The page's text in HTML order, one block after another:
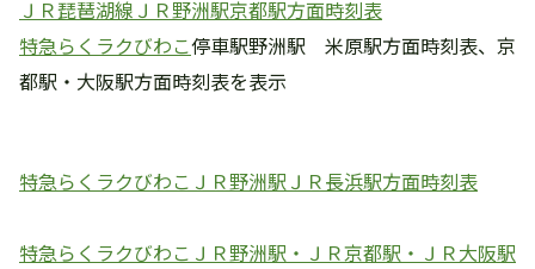
ＪＲ琵琶湖線ＪＲ野洲駅京都駅方面時刻表
特急らくラクびわこ停車駅野洲駅 米原駅方面時刻表、京
都駅・大阪駅方面時刻表を表示
特急らくラクびわこＪＲ野洲駅ＪＲ長浜駅方面時刻表
特急らくラクびわこＪＲ野洲駅・ＪＲ京都駅・ＪＲ大阪駅